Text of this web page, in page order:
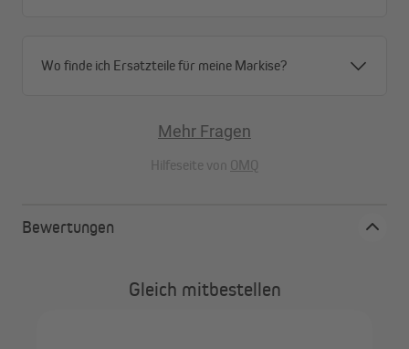
Wo finde ich Ersatzteile für meine Markise?
Mehr Fragen
Hilfeseite von OMQ
Bewertungen
Gleich mitbestellen